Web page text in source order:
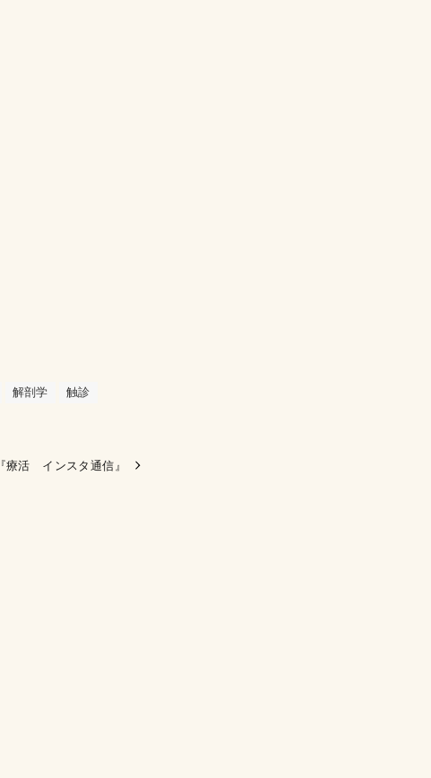
解剖学
触診
『療活 インスタ通信』